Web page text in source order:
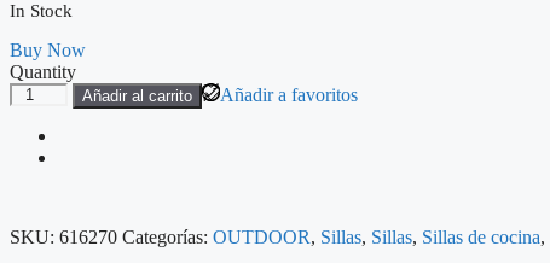
In Stock
Buy Now
Quantity
Añadir a favoritos
Añadir al carrito
SKU: 616270 Categorías: OUTDOOR, Sillas, Sillas, Sillas de cocina,